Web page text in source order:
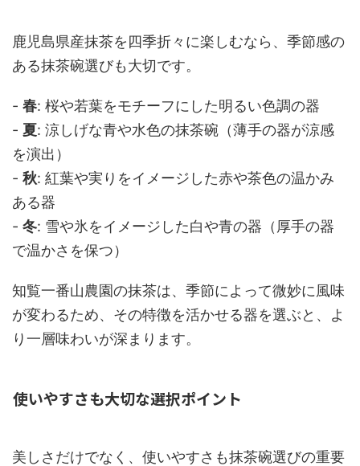
鹿児島県産抹茶を四季折々に楽しむなら、季節感の
ある抹茶碗選びも大切です。
- 春: 桜や若葉をモチーフにした明るい色調の器
- 夏: 涼しげな青や水色の抹茶碗（薄手の器が涼感
を演出）
- 秋: 紅葉や実りをイメージした赤や茶色の温かみ
ある器
- 冬: 雪や氷をイメージした白や青の器（厚手の器
で温かさを保つ）
知覧一番山農園の抹茶は、季節によって微妙に風味
が変わるため、その特徴を活かせる器を選ぶと、よ
り一層味わいが深まります。
使いやすさも大切な選択ポイント
美しさだけでなく、使いやすさも抹茶碗選びの重要